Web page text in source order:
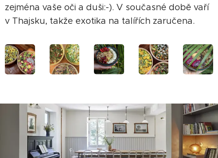
zejména vaše oči a duši:-). V současné době vaří
v Thajsku, takže exotika na talířích zaručena.